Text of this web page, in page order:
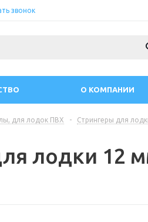
звонок
О КОМПАНИИ
для лодок ПВХ - Стрингеры для
лодки 12